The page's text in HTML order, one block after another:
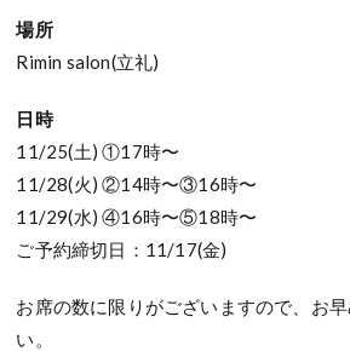
場所
Rimin salon(立礼)
日時
11/25(土) ①17時〜
11/28(火) ②14時〜③16時〜
11/29(水) ④16時〜⑤18時〜
ご予約締切日：11/17(金)
お席の数に限りがございますので、お
い。